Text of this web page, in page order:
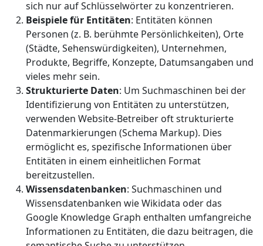
sich nur auf Schlüsselwörter zu konzentrieren.
Beispiele für Entitäten: Entitäten können
Personen (z. B. berühmte Persönlichkeiten), Orte
(Städte, Sehenswürdigkeiten), Unternehmen,
Produkte, Begriffe, Konzepte, Datumsangaben und
vieles mehr sein.
Strukturierte Daten: Um Suchmaschinen bei der
Identifizierung von Entitäten zu unterstützen,
verwenden Website-Betreiber oft strukturierte
Datenmarkierungen (Schema Markup). Dies
ermöglicht es, spezifische Informationen über
Entitäten in einem einheitlichen Format
bereitzustellen.
Wissensdatenbanken: Suchmaschinen und
Wissensdatenbanken wie Wikidata oder das
Google Knowledge Graph enthalten umfangreiche
Informationen zu Entitäten, die dazu beitragen, die